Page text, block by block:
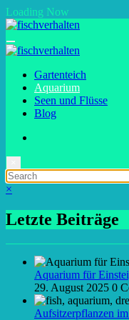
Zum
Inhalt
Loading Now
Gartenteich
Aquarium
Seen und Flüsse
Blog
×
Letzte Beiträge
Aquarium für
29. August 2025 0
Aufsitzerpflanzen